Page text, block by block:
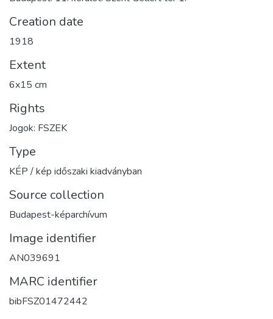
Creation date
1918
Extent
6x15 cm
Rights
Jogok: FSZEK
Type
KÉP / kép időszaki kiadványban
Source collection
Budapest-képarchívum
Image identifier
AN039691
MARC identifier
bibFSZ01472442